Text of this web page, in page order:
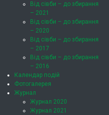
Від сівби – до збирання
– 2021
Від сівби – до збирання
– 2020
Від сівби – до збирання
– 2017
Від сівби – до збирання
– 2016
Календар подій
Фотогалерея
Журнал
Журнал 2020
Журнал 2021